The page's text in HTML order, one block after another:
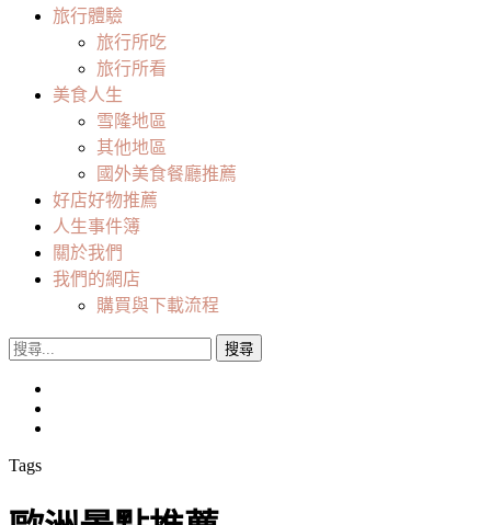
旅行體驗
旅行所吃
旅行所看
美食人生
雪隆地區
其他地區
國外美食餐廳推薦
好店好物推薦
人生事件簿
關於我們
我們的網店
購買與下載流程
搜
Tags